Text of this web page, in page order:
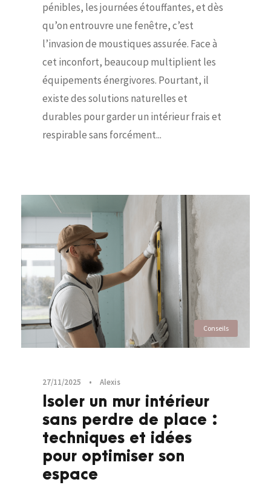
pénibles, les journées étouffantes, et dès
qu’on entrouvre une fenêtre, c’est
l’invasion de moustiques assurée. Face à
cet inconfort, beaucoup multiplient les
équipements énergivores. Pourtant, il
existe des solutions naturelles et
durables pour garder un intérieur frais et
respirable sans forcément...
Conseils
27/11/2025 • Alexis
Isoler un mur intérieur
sans perdre de place :
techniques et idées
pour optimiser son
espace